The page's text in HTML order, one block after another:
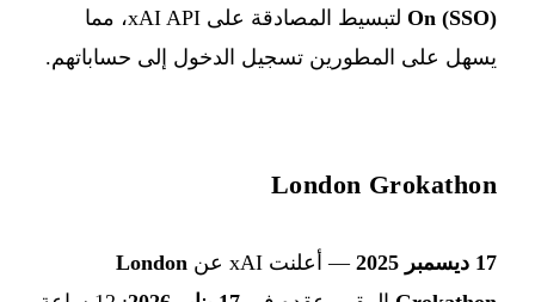
On (SSO)
لتبسيط المصادقة على xAI API، مما
يسهل على المطورين تسجيل الدخول إلى حساباتهم.
London Grokathon
17 ديسمبر 2025 — أعلنت xAI عن
London